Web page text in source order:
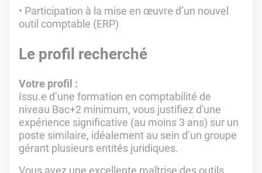
Participation à la mise en œuvre d’un nouvel
outil comptable (ERP)
Le profil recherché
Votre profil :
Issu.e d’une formation en comptabilité de
niveau Bac+2 minimum, vous justifiez d'une
expérience significative (au moins 3 ans) sur un
poste similaire, idéalement au sein d’un groupe
gérant plusieurs entités juridiques.
Vous avez une excellente maîtrise des outils